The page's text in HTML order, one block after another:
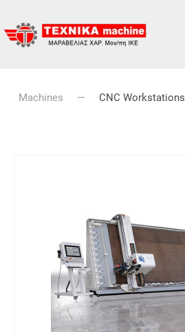
Machines CNC Workstations